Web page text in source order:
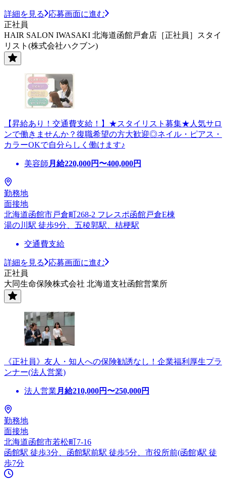
詳細を見る
応募画面に進む
正社員
HAIR SALON IWASAKI 北海道函館戸倉店［正社員］スタイ
リスト(株式会社ハクブン)
【昇給あり！交通費支給！】★スタイリスト募集★人気サロ
ンで働きませんか？復職希望の方大歓迎◎ネイル・ピアス・
カラーOKで自分らしく働けます♪
美容師 月給220,000円〜400,000円
勤務地
面接地
北海道函館市戸倉町268-2 フレスポ函館戸倉E棟
湯の川駅 徒歩9分、五稜郭駅、桔梗駅
交通費支給
詳細を見る
応募画面に進む
正社員
大同生命保険株式会社 北海道支社函館営業所
《正社員》友人・知人への保険勧誘なし！企業福利厚生プラ
ンナー(法人営業)
法人営業 月給210,000円〜250,000円
勤務地
面接地
北海道函館市若松町7-16
函館駅 徒歩3分、函館駅前駅 徒歩5分、市役所前(函館)駅 徒
歩7分